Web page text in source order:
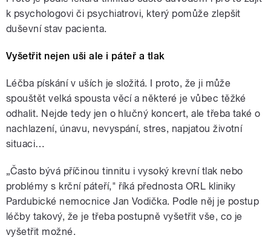
k psychologovi či psychiatrovi, který pomůže zlepšit
duševní stav pacienta.
Vyšetřit nejen uši ale i páteř a tlak
Léčba pískání v uších je složitá. I proto, že ji může
spouštět velká spousta věcí a některé je vůbec těžké
odhalit. Nejde tedy jen o hlučný koncert, ale třeba také o
nachlazení, únavu, nevyspání, stres, napjatou životní
situaci…
„Často bývá příčinou tinnitu i vysoký krevní tlak nebo
problémy s krční páteří," říká přednosta ORL kliniky
Pardubické nemocnice Jan Vodička. Podle něj je postup
léčby takový, že je třeba postupně vyšetřit vše, co je
vyšetřit možné.